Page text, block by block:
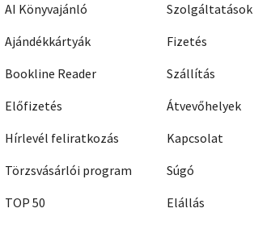
AI Könyvajánló
Ajándékkártyák
Bookline Reader
Előfizetés
Hírlevél feliratkozás
Törzsvásárlói program
TOP 50
Szolgáltatások
Fizetés
Szállítás
Átvevőhelyek
Kapcsolat
Súgó
Elállás